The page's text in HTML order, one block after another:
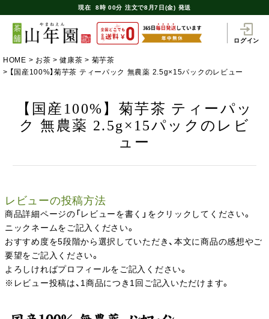
現在 8時 00分 注文で8月7日(金) 発送
ログイン
HOME お茶 健康茶
菊芋茶
【国産100%】菊芋茶 ティーパック 無農薬 2.5g×15パックのレビュー
【国産100%】菊芋茶 ティーパッ
ク 無農薬 2.5g×15パックのレビ
ュー
レビューの投稿方法
商品詳細ページの「レビューを書く」をクリックしてください。
ニックネームをご記入ください。
おすすめ度を5段階から選択していただき、本文に商品の感想やご
要望をご記入ください。
よろしければプロフィールをご記入ください。
※レビュー投稿は、1商品につき1回ご記入いただけます。